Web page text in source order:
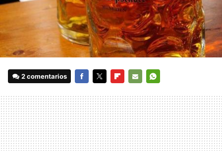
2 comentarios
MAIL